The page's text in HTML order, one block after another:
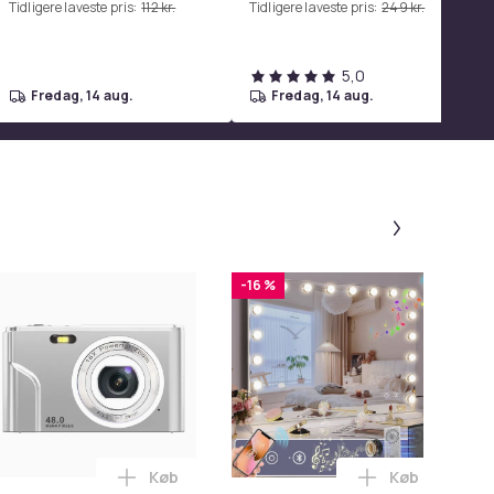
Bilmodeller Red
Tidligere laveste pris: 112 kr.
fredag, 14 aug.
Tidligere laveste pris: 249 kr.
5,0
fredag, 14 aug.
i kurven
med vakuumpumpe til behandling og massage 12 stk i
Læg Digitalkamera 1080P / 48 megapixel /
Køb
-16 %
Læg
Køb